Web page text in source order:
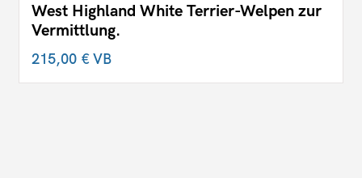
West Highland White Terrier-Welpen zur
Vermittlung.
215,00 €VB